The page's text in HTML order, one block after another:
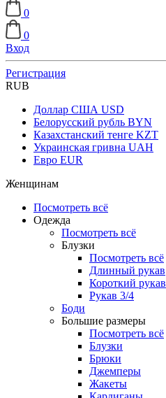
0
0
Вход
Регистрация
RUB
Доллар США USD
Белорусский рубль BYN
Казахстанский тенге KZT
Украинская гривна UAH
Евро EUR
Женщинам
Посмотреть всё
Одежда
Посмотреть всё
Блузки
Посмотреть всё
Длинный рукав
Короткий рукав
Рукав 3/4
Боди
Большие размеры
Посмотреть всё
Блузки
Брюки
Джемперы
Жакеты